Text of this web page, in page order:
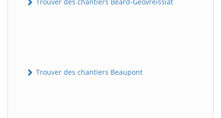
Trouver des chantiers Beaupont